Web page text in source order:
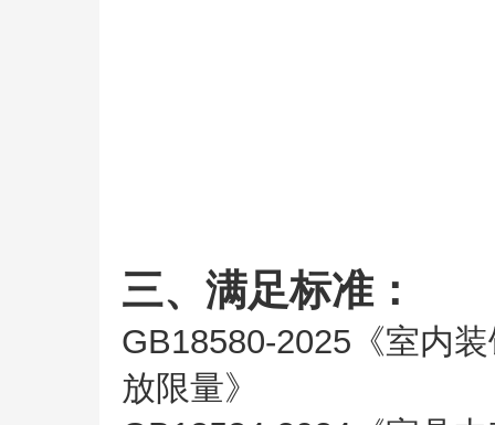
三、满足标准：
GB18580-2025《室内
放限量》